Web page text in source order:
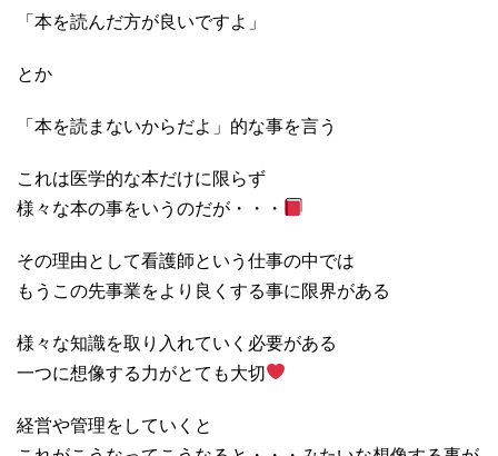
「本を読んだ方が良いですよ」
とか
「本を読まないからだよ」的な事を言う
これは医学的な本だけに限らず
様々な本の事をいうのだが・・・
その理由として看護師という仕事の中では
もうこの先事業をより良くする事に限界がある
様々な知識を取り入れていく必要がある
一つに想像する力がとても大切
経営や管理をしていくと